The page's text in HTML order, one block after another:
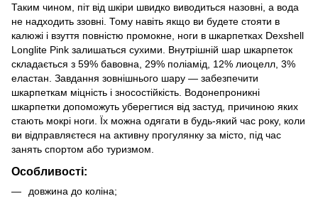
Таким чином, піт від шкіри швидко виводиться назовні, а вода
не надходить ззовні. Тому навіть якщо ви будете стояти в
калюжі і взуття повністю промокне, ноги в шкарпетках Dexshell
Longlite Pink залишаться сухими. Внутрішній шар шкарпеток
складається з 59% бавовна, 29% поліамід, 12% лиоцелл, 3%
еластан. Завдання зовнішнього шару — забезпечити
шкарпеткам міцність і зносостійкість. Водонепроникні
шкарпетки допоможуть уберегтися від застуд, причиною яких
стають мокрі ноги. Їх можна одягати в будь-який час року, коли
ви відправляєтеся на активну прогулянку за місто, під час
занять спортом або туризмом.
Особливості:
довжина до коліна;